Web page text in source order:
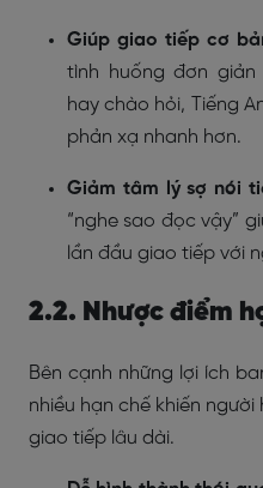
Giúp giao tiếp cơ
tình huống đơn
hay chào hỏi, Tiếng
phản xạ nhanh hơn.
Giảm tâm lý sợ nói
“nghe sao đọc vậy”
lần đầu giao tiếp với
2.2. Nhược điểm
Bên cạnh những lợi ích
nhiều hạn chế khiến
giao tiếp lâu dài.